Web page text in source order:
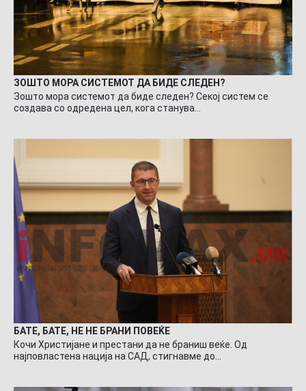
ЗОШТО МОРА СИСТЕМОТ ДА БИДЕ СЛЕДЕН?
Зошто мора системот да биде следен? Секој систем се
создава со одредена цел, кога станува…
БАТЕ, БАТЕ, НЕ НЕ БРАНИ ПОВЕЌЕ
Кочи Христијане и престани да не браниш веќе. Од
најповластена нација на САД, стигнавме до…